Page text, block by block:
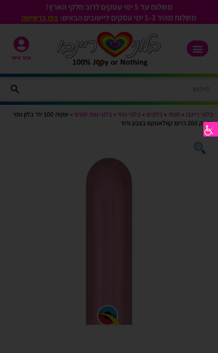
משלוח עד 5 ימי עסקים לרוב חלקי הארץ!
משלוח מהיר 1-3
ימי עסקים ליישובים הבאים: צפו ברשימה
אזור אישי
בלוני ריינבו » חנות » בלונים » בלוני גומי » בלוני גומי סטים »
שקית 100 יח’ בלון גומי
נקניק 260 כרום קוולאטקס בצבע ורוד